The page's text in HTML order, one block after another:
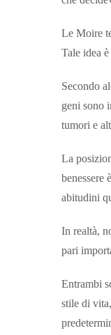
Le Moire
Tale idea
Secondo
geni sono
tumori e
La
benessere
abitudini
In realtà,
pari
Entrambi
stile di